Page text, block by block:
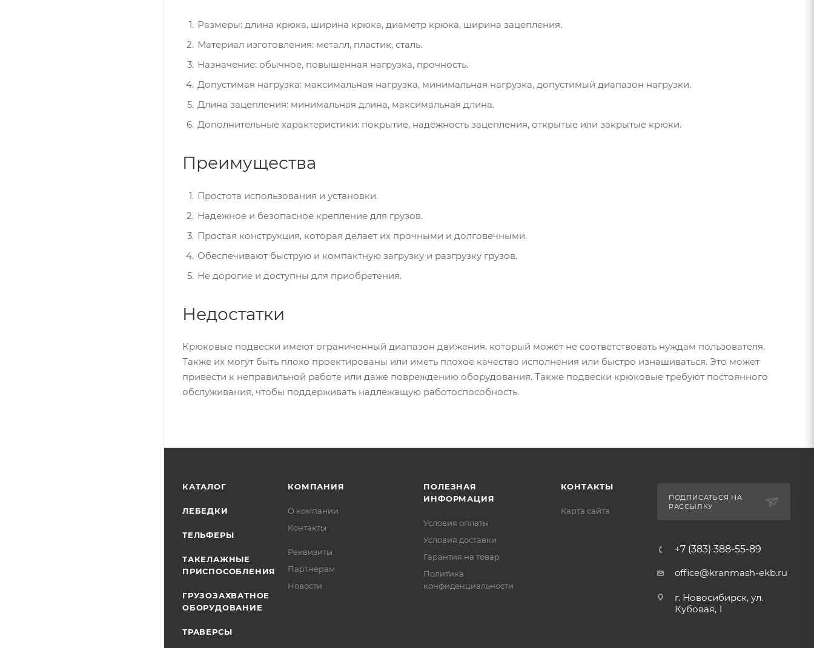
Размеры: длина крюка, ширина крюка, диаметр крюка, ширина зацепления.
Материал изготовления: металл, пластик, сталь.
Назначение: обычное, повышенная нагрузка, прочность.
Допустимая нагрузка: максимальная нагрузка, минимальная нагрузка, допустимый диапазон нагрузки.
Длина зацепления: минимальная длина, максимальная длина.
Дополнительные характеристики: покрытие, надежность зацепления, открытые или закрытые крюки.
Преимущества
Простота использования и установки.
Надежное и безопасное крепление для грузов.
Простая конструкция, которая делает их прочными и долговечными.
Обеспечивают быструю и компактную загрузку и разгрузку грузов.
Не дорогие и доступны для приобретения.
Недостатки
Крюковые подвески имеют ограниченный диапазон движения, который может не соответствовать нуждам пользователя.
Также их могут быть плохо проектированы или иметь плохое качество исполнения или быстро изнашиваться. Это может
привести к неправильной работе или даже повреждению оборудования. Также подвески крюковые требуют постоянного
обслуживания, чтобы поддерживать надлежащую работоспособность.
КАТАЛОГ
ЛЕБЕДКИ
ТЕЛЬФЕРЫ
ТАКЕЛАЖНЫЕ
ПРИСПОСОБЛЕНИЯ
ГРУЗОЗАХВАТНОЕ
ОБОРУДОВАНИЕ
ТРАВЕРСЫ
КОМПАНИЯ
О компании
Контакты
Реквизиты
Партнерам
Новости
ПОЛЕЗНАЯ
ИНФОРМАЦИЯ
Условия оплаты
Условия доставки
Гарантия на товар
Политика
конфиденциальности
КОНТАКТЫ
Карта сайта
ПОДПИСАТЬСЯ НА
РАССЫЛКУ
+7 (383) 388-55-89
office@kranmash-ekb.ru
г. Новосибирск, ул.
Кубовая, 1